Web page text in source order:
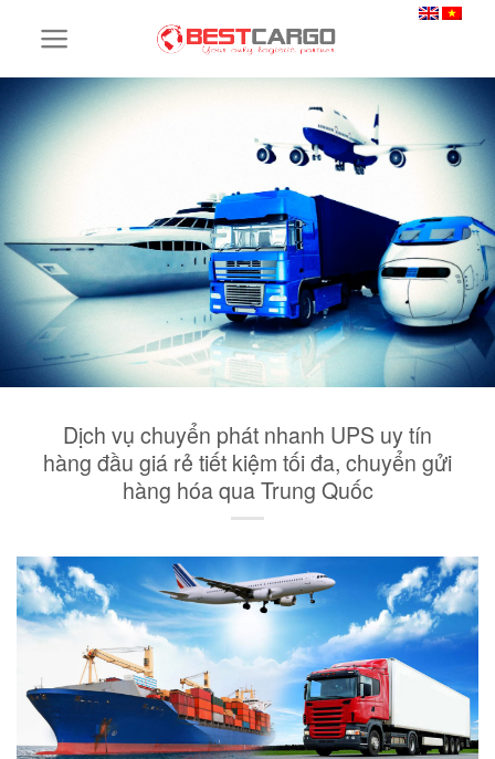
Dịch vụ chuyển phát nhanh UPS uy tín
hàng đầu giá rẻ tiết kiệm tối đa, chuyển gửi
hàng hóa qua Trung Quốc